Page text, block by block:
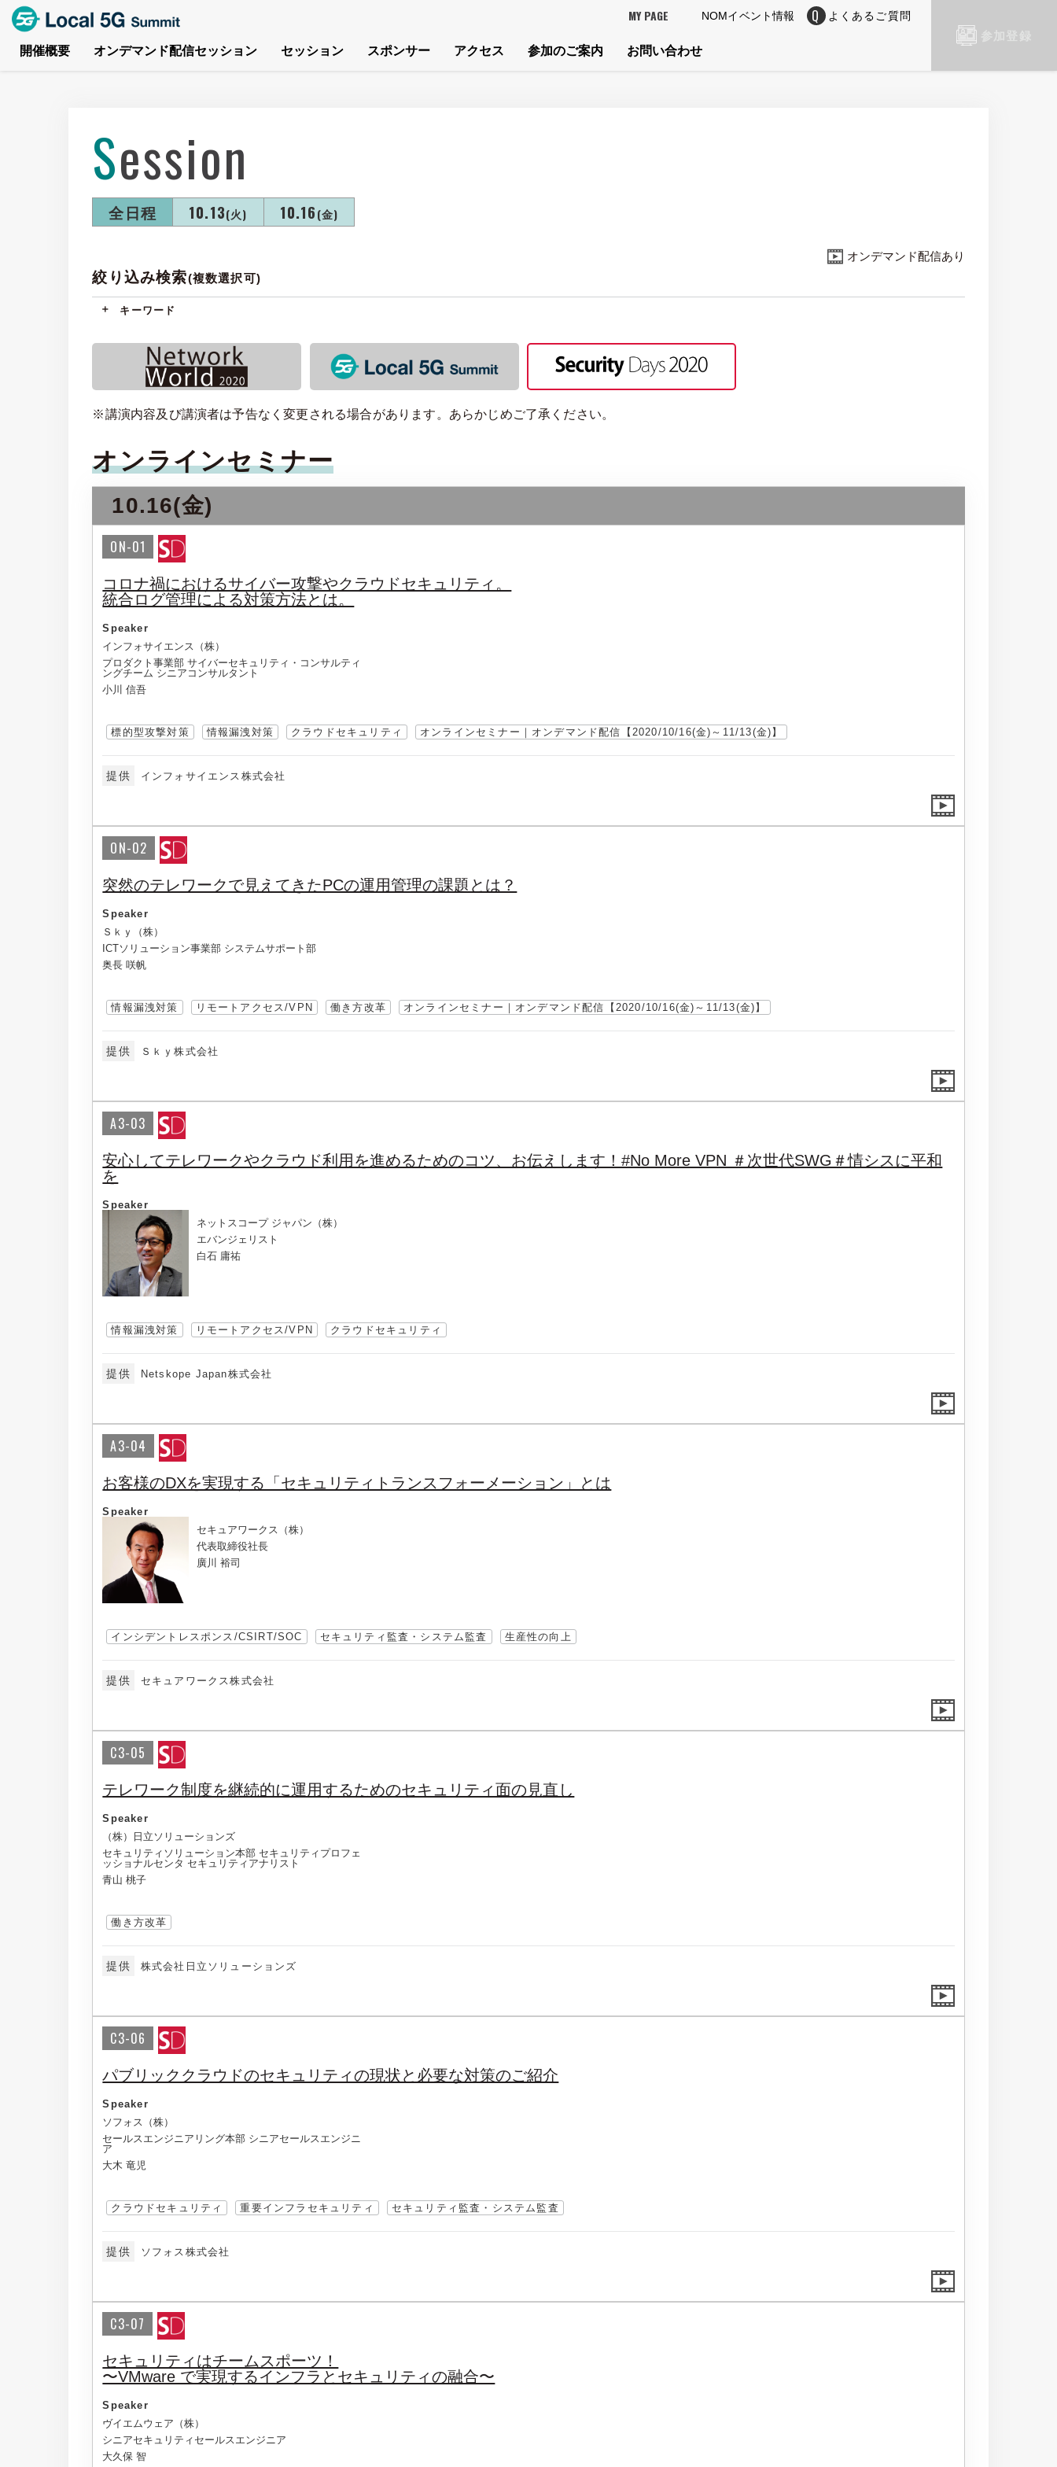
MY PAGE NOMイベント情報 よくあるご質問
開催概要
オンデマンド配信セッション セッション スポンサー アクセス 参加のご案内 お問い合わせ
Session
全日程 10.13(火) 10.16(金)
オンデマンド配信あり
絞り込み検索(複数選択可)
キーワード
※講演内容及び講演者は予告なく変更される場合があります。あらかじめご了承ください。
オンラインセミナー
10.16(金)
ON-01
コロナ禍におけるサイバー攻撃やクラウドセキュリティ。
統合ログ管理による対策方法とは。
Speaker
インフォサイエンス（株）
プロダクト事業部 サイバーセキュリティ・コンサルティ
ングチーム シニアコンサルタント
小川 信吾
標的型攻撃対策 情報漏洩対策 クラウドセキュリティ オンラインセミナー｜オンデマンド配信【2020/10/16(金)～11/13(金)】
提供 インフォサイエンス株式会社
ON-02
突然のテレワークで見えてきたPCの運用管理の課題とは？
Speaker
Ｓｋｙ（株）
ICTソリューション事業部 システムサポート部
奥長 咲帆
情報漏洩対策 リモートアクセス/VPN 働き方改革 オンラインセミナー｜オンデマンド配信【2020/10/16(金)～11/13(金)】
提供 Ｓｋｙ株式会社
A3-03
安心してテレワークやクラウド利用を進めるためのコツ、お伝えします！#No More VPN ＃次世代SWG＃情シスに平和
を
Speaker
ネットスコープ ジャパン（株）
エバンジェリスト
白石 庸祐
情報漏洩対策 リモートアクセス/VPN クラウドセキュリティ
提供 Netskope Japan株式会社
A3-04
お客様のDXを実現する「セキュリティトランスフォーメーション」とは
Speaker
セキュアワークス（株）
代表取締役社長
廣川 裕司
インシデントレスポンス/CSIRT/SOC セキュリティ監査・システム監査 生産性の向上
提供 セキュアワークス株式会社
C3-05
テレワーク制度を継続的に運用するためのセキュリティ面の見直し
Speaker
（株）日立ソリューションズ
セキュリティソリューション本部 セキュリティプロフェ
ッショナルセンタ セキュリティアナリスト
青山 桃子
働き方改革
提供 株式会社日立ソリューションズ
C3-06
パブリッククラウドのセキュリティの現状と必要な対策のご紹介
Speaker
ソフォス（株）
セールスエンジニアリング本部 シニアセールスエンジニ
ア
大木 竜児
クラウドセキュリティ 重要インフラセキュリティ セキュリティ監査・システム監査
提供 ソフォス株式会社
C3-07
セキュリティはチームスポーツ！
〜VMware で実現するインフラとセキュリティの融合〜
Speaker
ヴイエムウェア（株）
シニアセキュリティセールスエンジニア
大久保 智